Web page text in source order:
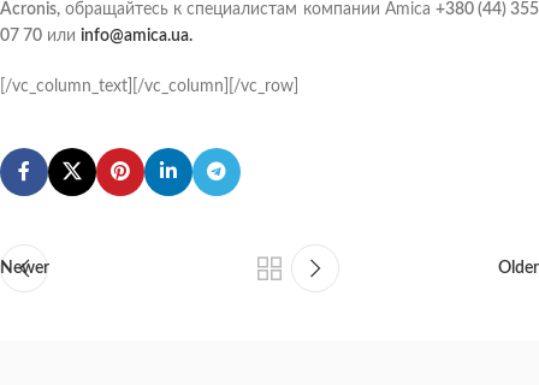
Acronis, обращайтесь к специалистам компании Amica +380 (44) 355
07 70 или info@amica.ua.
[/vc_column_text][/vc_column][/vc_row]
Newer Older